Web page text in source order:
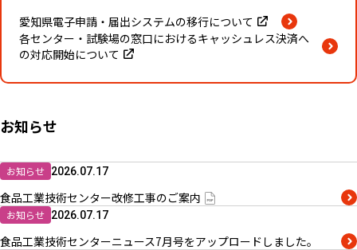
愛知県電子申請・届出システムの移行について
各センター・試験場の窓口におけるキャッシュレス決済へ
の対応開始について
お知らせ
お知らせ 2026.07.17
食品工業技術センター改修工事のご案内
お知らせ 2026.07.17
食品工業技術センターニュース7月号をアップロードしました。